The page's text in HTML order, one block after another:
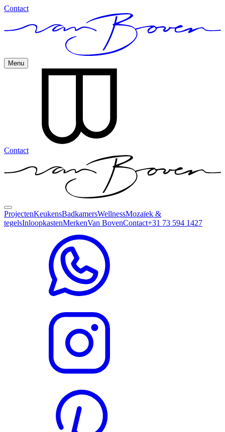
Contact
Menu
Contact
ProjectenKeukensBadkamersWellnessMozaïek &
tegelsInloopkastenMerkenVan BovenContact+31 73 594 1427